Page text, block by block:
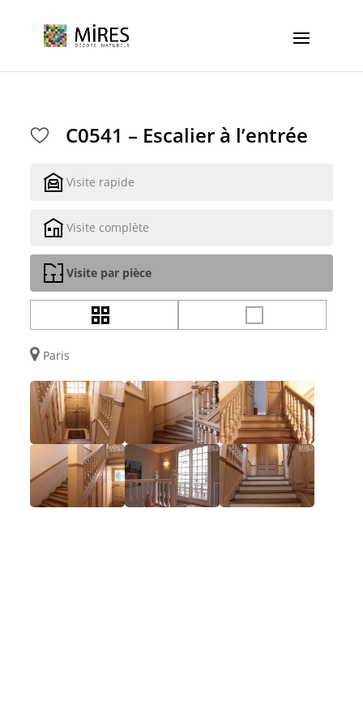
C0541 – Escalier à l’entrée
Visite rapide
Visite complète
Visite par pièce
Paris